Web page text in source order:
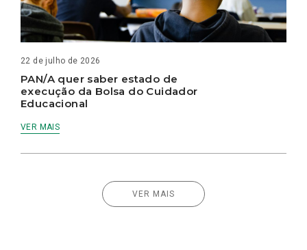
22 de julho de 2026
PAN/A quer saber estado de
execução da Bolsa do Cuidador
Educacional
VER MAIS
VER MAIS